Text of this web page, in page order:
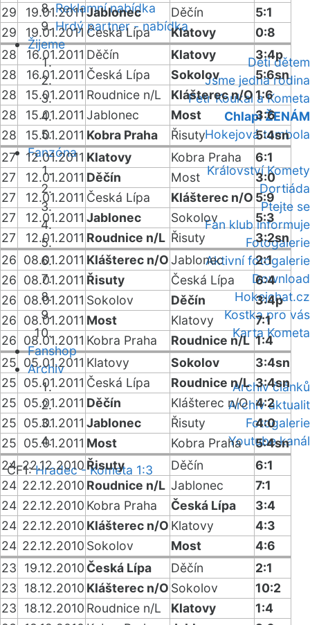
Reklamní nabídka
Hrdý partner - nabídka
Žijeme
Děti dětem
Jsme jedna rodina
Petr Koukal a Kometa
Chlapi ŽENÁM
Hokejová tombola
Fanzóna
Království Komety
Dortiáda
Ptejte se
Fan klub informuje
Fotogalerie
Aktivní fotogalerie
Download
Hokejchat.cz
Kostka pro vás
Karta Kometa
Fanshop
Archiv
Archiv článků
Archiv aktualit
Fotogalerie
Youtube kanál
ČF1:Hradec - Kometa 1:3
29
19.01.2011Jablonec Děčín
5:1
29
19.01.2011 Česká Lípa Klatovy
0:8
28
16.01.2011 Děčín Klatovy
3:4p
28
16.01.2011 Česká Lípa Sokolov
5:6sn
28
15.01.2011 Roudnice n/L Klášterec n/O 1:6
28
15.01.2011 Jablonec Most
3:6
28
15.01.2011 Kobra Praha Řisuty
5:4sn
27
12.01.2011 Klatovy Kobra Praha
6:1
27
12.01.2011 Děčín Most
3:0
27
12.01.2011 Česká Lípa Klášterec n/O 5:9
27
12.01.2011 Jablonec Sokolov
5:3
27
12.01.2011 Roudnice n/L Řisuty
3:2sn
26 08.01.2011 Klášterec n/OJablonec
2:1
26 08.01.2011 Řisuty Česká Lípa
6:4
26 08.01.2011 Sokolov Děčín
3:4p
26 08.01.2011 Most Klatovy
7:1
26 08.01.2011 Kobra Praha Roudnice n/L 1:4
25 05.01.2011 Klatovy Sokolov
3:4sn
25 05.01.2011 Česká Lípa Roudnice n/L 3:4sn
25 05.01.2011 Děčín Klášterec n/O 4:2
25 05.01.2011 Jablonec Řisuty
4:0
25 05.01.2011 Most Kobra Praha
5:4sn
24 22.12.2010 Řisuty Děčín
6:1
24 22.12.2010 Roudnice n/L Jablonec
7:1
24 22.12.2010 Kobra Praha Česká Lípa
3:4
24 22.12.2010 Klášterec n/O Klatovy
4:3
24 22.12.2010 Sokolov Most
4:6
23
19.12.2010 Česká Lípa Děčín
2:1
23
18.12.2010 Klášterec n/O Sokolov
10:2
23
18.12.2010 Roudnice n/L Klatovy
1:4